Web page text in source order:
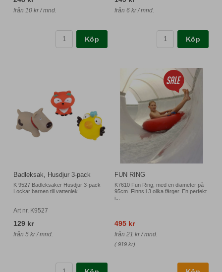
från 10 kr / mnd.
Köp
från 6 kr / mnd.
Köp
Badleksak, Husdjur 3-pack
K 9527 Badleksaker Husdjur 3-pack
Lockar barnen till vattenlek
Art nr. K9527
129 kr
från 5 kr / mnd.
FUN RING
K7610 Fun Ring, med en diameter på
95cm. Finns i 3 olika färger. En perfekt
i...
495 kr
från 21 kr / mnd.
( 919 kr)